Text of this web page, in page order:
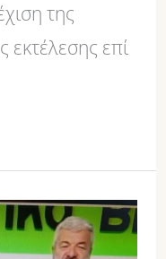
της
εκτέλεσης επί